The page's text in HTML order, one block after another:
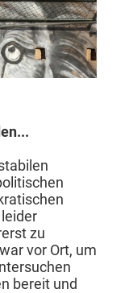
zu
vor Ort, um
bereit und